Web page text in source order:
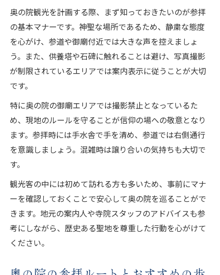
奥の院観光を計画する際、まず知っておきたいのが参拝
の基本マナーです。神聖な場所であるため、静粛な態度
を心がけ、参道や御廟付近では大きな声を控えましょ
う。また、供養塔や石碑に触れることは避け、写真撮影
が制限されているエリアでは案内表示に従うことが大切
です。
特に奥の院の御廟エリアでは撮影禁止となっているた
め、現地のルールを守ることが信仰の場への敬意となり
ます。参拝時には手水舎で手を清め、参道では右側通行
を意識しましょう。混雑時は譲り合いの気持ちも大切で
す。
観光客の中には初めて訪れる方も多いため、事前にマナ
ーを確認しておくことで安心して奥の院を巡ることがで
きます。地元の案内人や寺院スタッフのアドバイスも参
考にしながら、歴史ある聖地を尊重した行動を心がけて
ください。